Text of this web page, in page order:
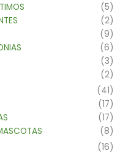
(5)
(2)
(9)
(6)
(3)
(2)
(41)
(17)
(17)
(8)
(16)